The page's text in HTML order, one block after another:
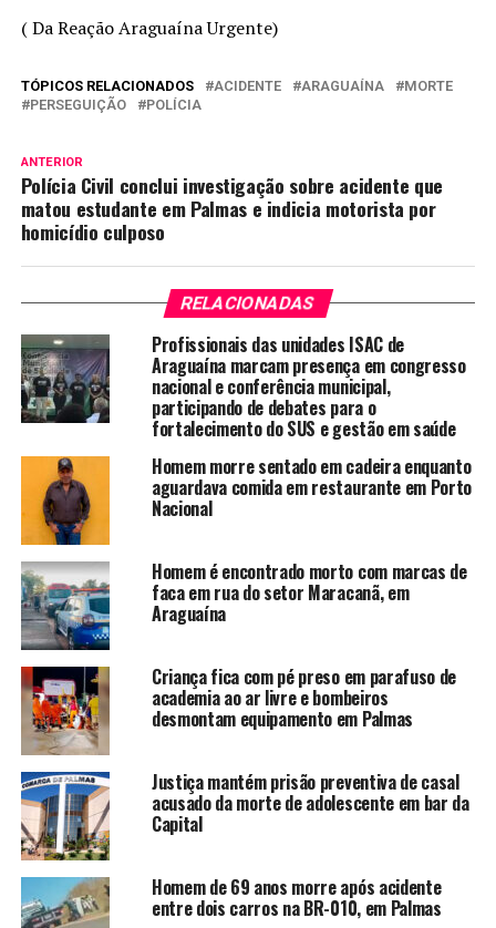
( Da Reação Araguaína Urgente)
TÓPICOS RELACIONADOS ACIDENTE ARAGUAÍNA
MORTE
PERSEGUIÇÃO
POLÍCIA
ANTERIOR
Polícia Civil conclui investigação sobre acidente que
matou estudante em Palmas e indicia motorista por
homicídio culposo
RELACIONADAS
Profissionais das unidades ISAC de
Araguaína marcam presença em congresso
nacional e conferência municipal,
participando de debates para o
fortalecimento do SUS e gestão em saúde
Homem morre sentado em cadeira enquanto
aguardava comida em restaurante em Porto
Nacional
Homem é encontrado morto com marcas de
faca em rua do setor Maracanã, em
Araguaína
Criança fica com pé preso em parafuso de
academia ao ar livre e bombeiros
desmontam equipamento em Palmas
Justiça mantém prisão preventiva de casal
acusado da morte de adolescente em bar da
Capital
Homem de 69 anos morre após acidente
entre dois carros na BR-010, em Palmas